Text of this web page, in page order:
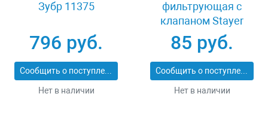
Зубр 11375
796 руб.
Сообщить о поступлении
Нет в наличии
фильтрующая с
клапаном Stayer
MASTER 11116
85 руб.
Сообщить о поступлении
Нет в наличии